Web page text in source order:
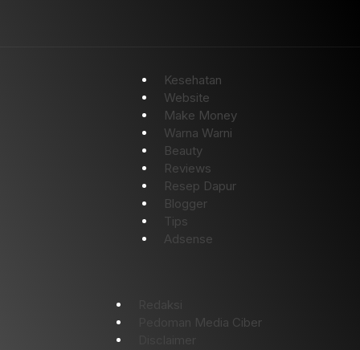
Kesehatan
Website
Make Money
Warna Warni
Beauty
Reviews
Resep Dapur
Blogger
Tips
Adsense
Redaksi
Pedoman Media Ciber